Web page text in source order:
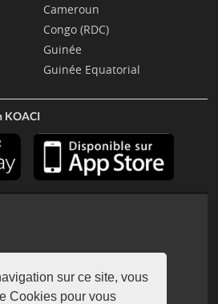
sur ce site, vous
Cookies pour vous
Cameroun
Congo (RDC)
Guinée
Guinée Equatorial
KOACI